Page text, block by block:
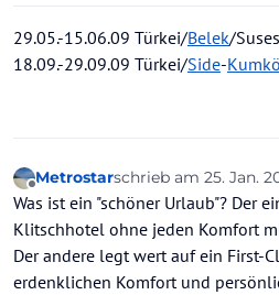
29.05.-15.06.09 Türkei/Belek/
18.09.-29.09.09 Türkei/Side-
Offline
Metrostarschrieb am 25. Jan.
zuletzt editiert von
Was ist ein "schöner Urlaub"? Der
Klitschhotel ohne jeden Komfort
Der andere legt wert auf ein First-
erdenklichen Komfort und